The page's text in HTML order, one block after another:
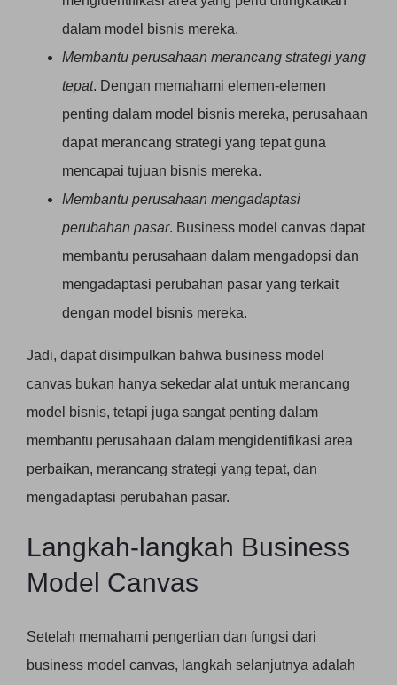
dalam model bisnis mereka.
Membantu perusahaan merancang strategi yang
tepat. Dengan memahami elemen-elemen
penting dalam model bisnis mereka, perusahaan
dapat merancang strategi yang tepat guna
mencapai tujuan bisnis mereka.
Membantu perusahaan mengadaptasi
perubahan pasar. Business model canvas dapat
membantu perusahaan dalam mengadopsi dan
mengadaptasi perubahan pasar yang terkait
dengan model bisnis mereka.
Jadi, dapat disimpulkan bahwa business model
canvas bukan hanya sekedar alat untuk merancang
model bisnis, tetapi juga sangat penting dalam
membantu perusahaan dalam mengidentifikasi area
perbaikan, merancang strategi yang tepat, dan
mengadaptasi perubahan pasar.
Langkah-langkah Business
Model Canvas
Setelah memahami pengertian dan fungsi dari
business model canvas, langkah selanjutnya adalah